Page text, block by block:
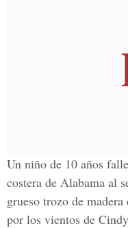
Un niño de 10 años
costera de Alabama al
grueso trozo de
por los vientos de